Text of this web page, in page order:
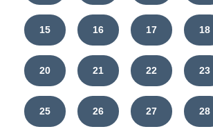
15 16 17 18
20 21 22 23
25 26 27 28